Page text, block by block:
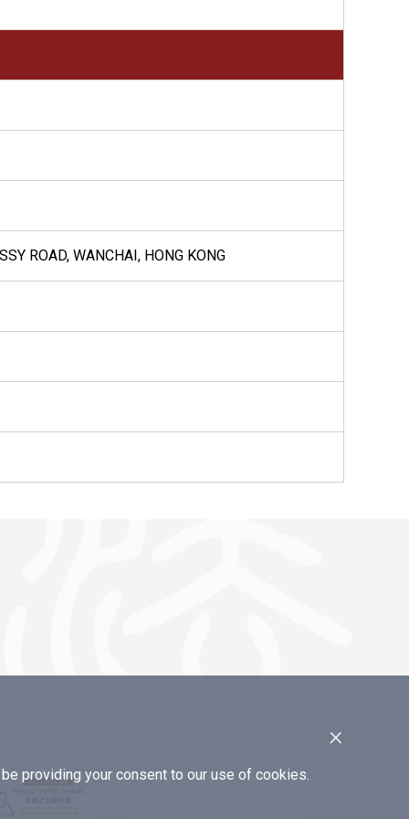
ROAD, WANCHAI, HONG KONG
×
providing your consent to our use of cookies.